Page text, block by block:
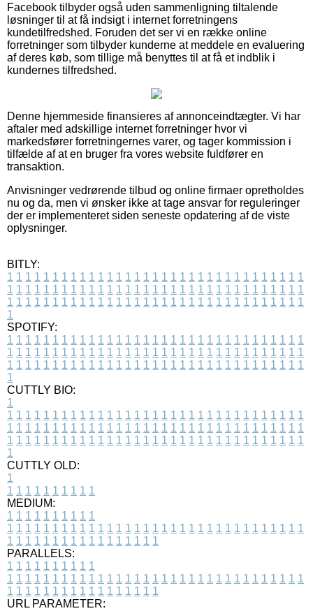
Facebook tilbyder også uden sammenligning tiltalende
løsninger til at få indsigt i internet forretningens
kundetilfredshed. Foruden det ser vi en række online
forretninger som tilbyder kunderne at meddele en evaluering
af deres køb, som tillige må benyttes til at få et indblik i
kundernes tilfredshed.
Denne hjemmeside finansieres af annonceindtægter. Vi har
aftaler med adskillige internet forretninger hvor vi
markedsfører forretningernes varer, og tager kommission i
tilfælde af at en bruger fra vores website fuldfører en
transaktion.
Anvisninger vedrørende tilbud og online firmaer opretholdes
nu og da, men vi ønsker ikke at tage ansvar for reguleringer
der er implementeret siden seneste opdatering af de viste
oplysninger.
BITLY:
1 1 1 1 1 1 1 1 1 1 1 1 1 1 1 1 1 1 1 1 1 1 1 1 1 1 1 1 1 1 1 1 1
1 1 1 1 1 1 1 1 1 1 1 1 1 1 1 1 1 1 1 1 1 1 1 1 1 1 1 1 1 1 1 1 1
1 1 1 1 1 1 1 1 1 1 1 1 1 1 1 1 1 1 1 1 1 1 1 1 1 1 1 1 1 1 1 1 1
1
SPOTIFY:
1 1 1 1 1 1 1 1 1 1 1 1 1 1 1 1 1 1 1 1 1 1 1 1 1 1 1 1 1 1 1 1 1
1 1 1 1 1 1 1 1 1 1 1 1 1 1 1 1 1 1 1 1 1 1 1 1 1 1 1 1 1 1 1 1 1
1 1 1 1 1 1 1 1 1 1 1 1 1 1 1 1 1 1 1 1 1 1 1 1 1 1 1 1 1 1 1 1 1
1
CUTTLY BIO:
1
1 1 1 1 1 1 1 1 1 1 1 1 1 1 1 1 1 1 1 1 1 1 1 1 1 1 1 1 1 1 1 1 1
1 1 1 1 1 1 1 1 1 1 1 1 1 1 1 1 1 1 1 1 1 1 1 1 1 1 1 1 1 1 1 1 1
1 1 1 1 1 1 1 1 1 1 1 1 1 1 1 1 1 1 1 1 1 1 1 1 1 1 1 1 1 1 1 1 1
1
CUTTLY OLD:
1
1 1 1 1 1 1 1 1 1 1
MEDIUM:
1 1 1 1 1 1 1 1 1 1
1 1 1 1 1 1 1 1 1 1 1 1 1 1 1 1 1 1 1 1 1 1 1 1 1 1 1 1 1 1 1 1 1
1 1 1 1 1 1 1 1 1 1 1 1 1 1 1 1 1
PARALLELS:
1 1 1 1 1 1 1 1 1 1
1 1 1 1 1 1 1 1 1 1 1 1 1 1 1 1 1 1 1 1 1 1 1 1 1 1 1 1 1 1 1 1 1
1 1 1 1 1 1 1 1 1 1 1 1 1 1 1 1 1
URL PARAMETER: